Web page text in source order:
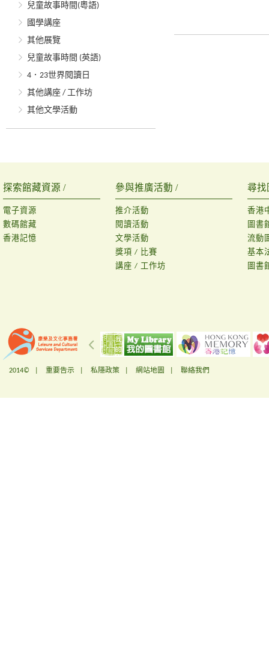
兒童故事時間(粵語)
國學講座
其他展覽
兒童故事時間 (英語)
4．23世界閱讀日
其他講座 / 工作坊
其他文學活動
探索館藏資源 /
電子資源
數碼館藏
香港記憶
參與推廣活動 /
推介活動
閱讀活動
文學活動
獎項 / 比賽
講座 / 工作坊
尋找
香港
圖書
流動
基本
圖書
2014© | 重要告示 私隱政策 網站地圖 聯絡我們